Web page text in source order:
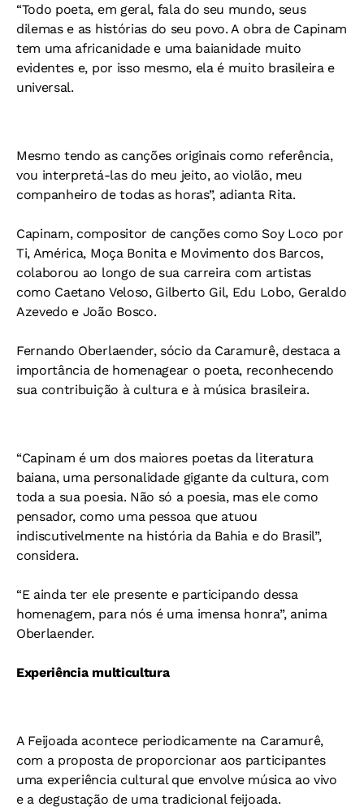
“Todo poeta, em geral, fala do seu mundo, seus
dilemas e as histórias do seu povo. A obra de Capinam
tem uma africanidade e uma baianidade muito
evidentes e, por isso mesmo, ela é muito brasileira e
universal.
Mesmo tendo as canções originais como referência,
vou interpretá-las do meu jeito, ao violão, meu
companheiro de todas as horas”, adianta Rita.
Capinam, compositor de canções como Soy Loco por
Ti, América, Moça Bonita e Movimento dos Barcos,
colaborou ao longo de sua carreira com artistas
como Caetano Veloso, Gilberto Gil, Edu Lobo, Geraldo
Azevedo e João Bosco.
Fernando Oberlaender, sócio da Caramurê, destaca a
importância de homenagear o poeta, reconhecendo
sua contribuição à cultura e à música brasileira.
“Capinam é um dos maiores poetas da literatura
baiana, uma personalidade gigante da cultura, com
toda a sua poesia. Não só a poesia, mas ele como
pensador, como uma pessoa que atuou
indiscutivelmente na história da Bahia e do Brasil”,
considera.
“E ainda ter ele presente e participando dessa
homenagem, para nós é uma imensa honra”, anima
Oberlaender.
Experiência multicultura
A Feijoada acontece periodicamente na Caramurê,
com a proposta de proporcionar aos participantes
uma experiência cultural que envolve música ao vivo
e a degustação de uma tradicional feijoada.